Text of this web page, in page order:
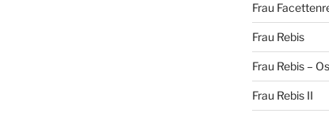
Frau
Frau Rebis
Frau Rebis –
Frau Rebis II